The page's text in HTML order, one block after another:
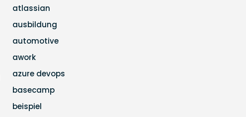
atlassian
ausbildung
automotive
awork
azure devops
basecamp
beispiel